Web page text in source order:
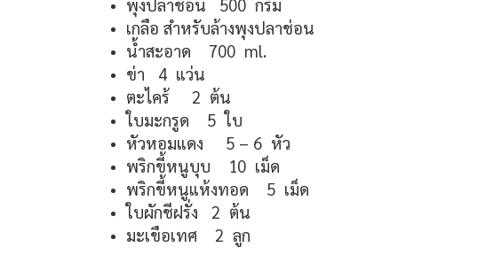
พุงปลาช่อน 500 กรัม
เกลือ สำหรับล้างพุงปลาช่อน
น้ำสะอาด 700 ml.
ข่า 4 แว่น
ตะไคร้ 2 ต้น
ใบมะกรูด 5 ใบ
หัวหอมแดง 5 – 6 หัว
พริกขี้หนูบุบ 10 เม็ด
พริกขี้หนูแห้งทอด 5 เม็ด
ใบผักชีฝรั่ง 2 ต้น
มะเขือเทศ 2 ลูก